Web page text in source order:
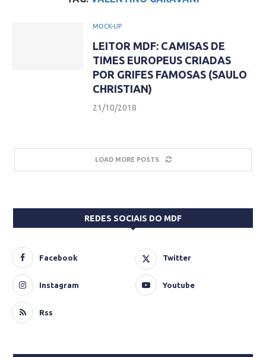
MOCK-UP
LEITOR MDF: CAMISAS DE
TIMES EUROPEUS CRIADAS
POR GRIFES FAMOSAS (SAULO
CHRISTIAN)
21/10/2018
LOAD MORE POSTS
REDES SOCIAIS DO MDF
Facebook Twitter
Instagram Youtube
Rss